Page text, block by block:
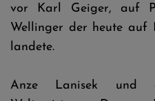
vor Karl Geiger, auf
Wellinger der heute auf
landete.
Anze Lanisek und